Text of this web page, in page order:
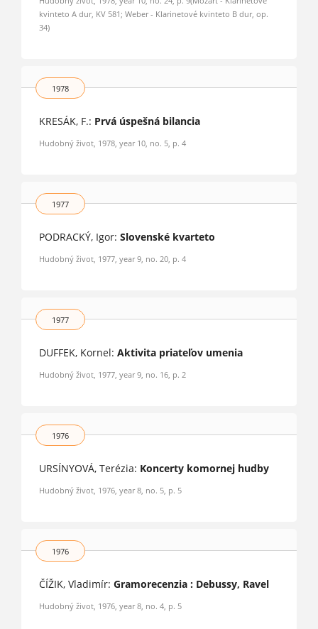
kvinteto A dur, KV 581; Weber - Klarinetové kvinteto B dur, op.
34)
1978
KRESÁK, F.: Prvá úspešná bilancia
Hudobný život, 1978, year 10, no. 5, p. 4
1977
PODRACKÝ, Igor: Slovenské kvarteto
Hudobný život, 1977, year 9, no. 20, p. 4
1977
DUFFEK, Kornel: Aktivita priateľov umenia
Hudobný život, 1977, year 9, no. 16, p. 2
1976
URSÍNYOVÁ, Terézia: Koncerty komornej hudby
Hudobný život, 1976, year 8, no. 5, p. 5
1976
ČÍŽIK, Vladimír: Gramorecenzia : Debussy, Ravel
Hudobný život, 1976, year 8, no. 4, p. 5